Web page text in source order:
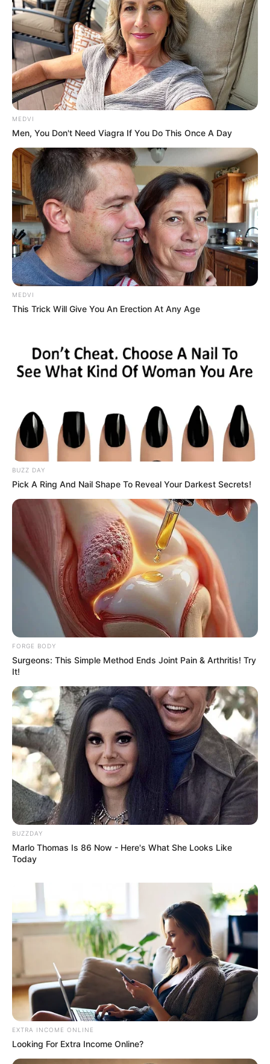
You Wouldn't Believe It If It Wasn't Caught On
Camera!
BRAINBERRIES
These '90s Couples Will Always Hold A Special Place
In Our Hearts
BRAINBERRIES
’90s TV Icons Who Faded Out Of Hollywood
BRAINBERRIES
Clothes And Shoes Are The Real Challenges For This
Family!
BRAINBERRIES
Why this ordinary drink is the secret to feeling your
best every day
CTA FAVORITE
Grace Kelly
MEDVI
Men, You Don't Need Viagra If You Do This Once A Day
MEDVI
This Trick Will Give You An Erection At Any Age
BUZZ DAY
Pick A Ring And Nail Shape To Reveal Your Darkest Secrets!
FORGE BODY
Surgeons: This Simple Method Ends Joint Pain & Arthritis! Try
It!
BUZZDAY
Marlo Thomas Is 86 Now - Here's What She Looks Like
Today
EXTRA INCOME ONLINE
Looking For Extra Income Online?